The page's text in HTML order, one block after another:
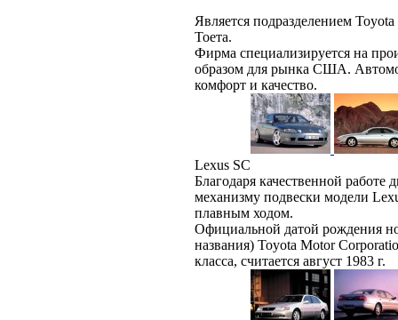
Является подразделением
Тоета.
Фирма специализируется на
образом для рынка США.
комфорт и качество.
Lexus SC
Благодаря качественной
механизму подвески модели
плавным ходом.
Официальной датой рождения
названия) Toyota Motor
класса, считается август 1983 г.